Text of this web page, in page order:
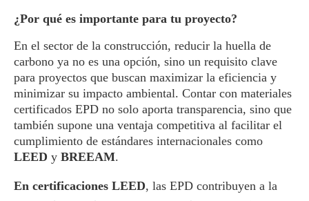
¿Por qué es importante para tu proyecto?
En el sector de la construcción, reducir la huella de
carbono ya no es una opción, sino un requisito clave
para proyectos que buscan maximizar la eficiencia y
minimizar su impacto ambiental. Contar con materiales
certificados EPD no solo aporta transparencia, sino que
también supone una ventaja competitiva al facilitar el
cumplimiento de estándares internacionales como
LEED y BREEAM.
En certificaciones LEED, las EPD contribuyen a la